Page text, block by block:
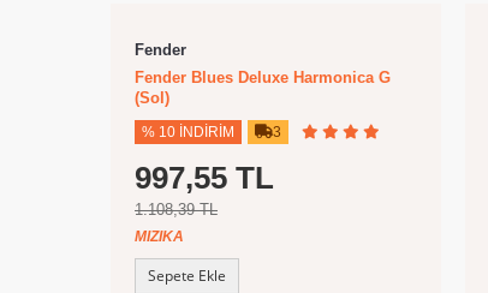
Fender
Fender Blues Deluxe Harmonica G
(Sol)
% 10 İNDIRIM 3
997,55 TL
1.108,39 TL
MIZIKA
Sepete Ekle